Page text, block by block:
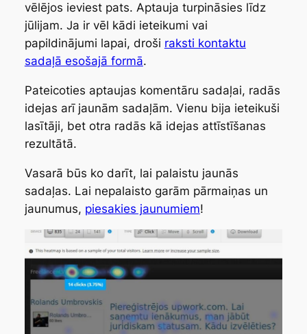
vēlējos ieviest pats. Aptauja turpināsies līdz
jūlijam. Ja ir vēl kādi ieteikumi vai
papildinājumi lapai, droši raksti kontaktu
sadaļā esošajā formā.
Pateicoties aptaujas komentāru sadaļai, radās
idejas arī jaunām sadaļām. Vienu bija ieteikuši
lasītāji, bet otra radās kā idejas attīstīšanas
rezultātā.
Vasarā būs ko darīt, lai palaistu jaunās
sadaļas. Lai nepalaisto garām pārmaiņas un
jaunumus, piesakies jaunumiem!